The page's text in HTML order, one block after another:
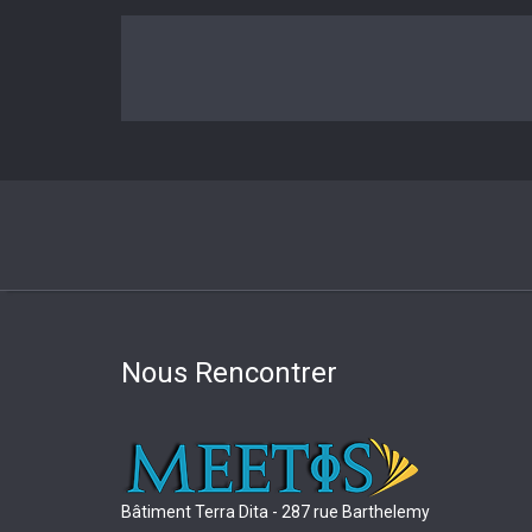
Nous Rencontrer
Bâtiment Terra Dita - 287 rue Barthelemy